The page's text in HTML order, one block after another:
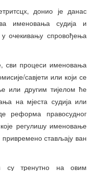
донио је данас
именовања судија и
очекивању спровођења
сви процеси именовања
савјети или који се
или другим тијелом ће
на мјеста судија или
реформа правосудног
регулишу именовање
стављају ван
су тренутно на овим